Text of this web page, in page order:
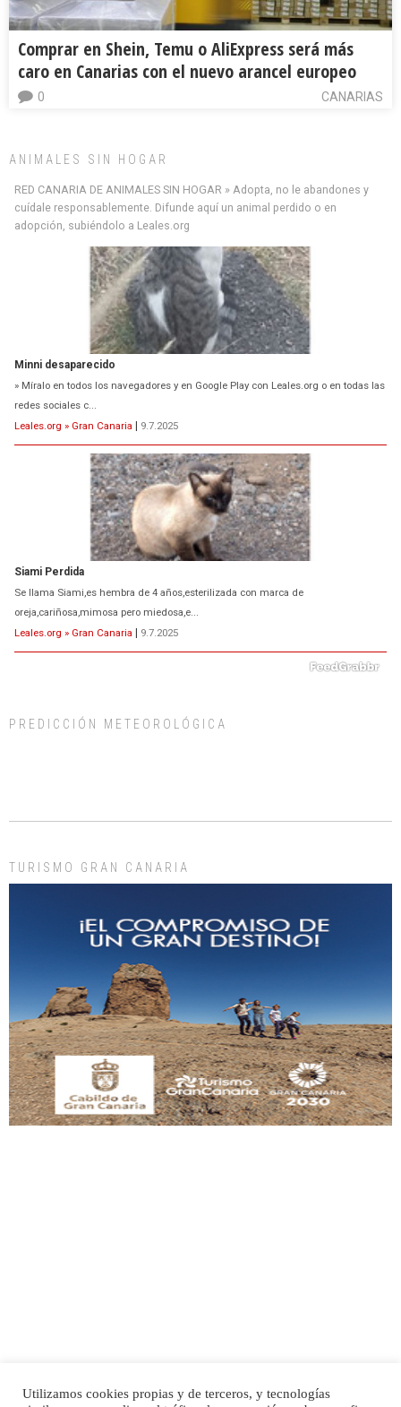
Comprar en Shein, Temu o AliExpress será más
caro en Canarias con el nuevo arancel europeo
CANARIAS
0
ANIMALES SIN HOGAR
RED CANARIA DE ANIMALES SIN HOGAR » Adopta, no le abandones y
cuídale responsablemente. Difunde aquí un animal perdido o en
adopción, subiéndolo a Leales.org
Minni desaparecido
» Míralo en todos los navegadores y en Google Play con Leales.org o en todas las
redes sociales c...
Leales.org » Gran Canaria | 9.7.2025
Siami Perdida
Se llama Siami,es hembra de 4 años,esterilizada con marca de
oreja,cariñosa,mimosa pero miedosa,e...
Leales.org » Gran Canaria | 9.7.2025
días, ella incluida...
Gato manso encontrado
Este gato macho ha aparecido en la calle hace menos de un mes, es muy
manso y extremadamente cari...
Leales.org » Gran Canaria | 9.7.2025
SHIBA PERDIDO AVDA JOSE MESA Y LOPEZ
PREDICCIÓN METEOROLÓGICA
TURISMO GRAN CANARIA
Utilizamos cookies propias y de terceros, y tecnologías